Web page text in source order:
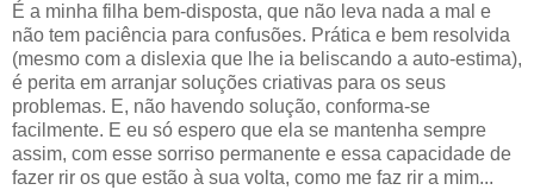
É a minha filha bem-disposta, que não leva nada a mal e
não tem paciência para confusões. Prática e bem resolvida
(mesmo com a dislexia que lhe ia beliscando a auto-estima),
é perita em arranjar soluções criativas para os seus
problemas. E, não havendo solução, conforma-se
facilmente. E eu só espero que ela se mantenha sempre
assim, com esse sorriso permanente e essa capacidade de
fazer rir os que estão à sua volta, como me faz rir a mim...